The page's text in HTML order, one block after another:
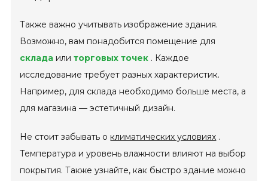
Также важно учитывать изображение здания.
Возможно, вам понадобится помещение для
склада илиторговых точек . Каждое
исследование требует разных характеристик.
Например, для склада необходимо больше места, а
для магазина — эстетичный дизайн.
Не стоит забывать о климатических условиях .
Температура и уровень влажности влияют на выбор
покрытия. Также узнайте, как быстро здание можно